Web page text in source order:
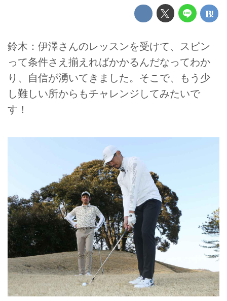
鈴木：伊澤さんのレッスンを受けて、スピン
って条件さえ揃えればかかるんだなってわか
り、自信が湧いてきました。そこで、もう少
し難しい所からもチャレンジしてみたいで
す！